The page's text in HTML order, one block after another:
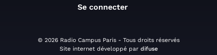
Se connecter
© 2026 Radio Campus Paris - Tous droits réservés
Site internet développé par difuse